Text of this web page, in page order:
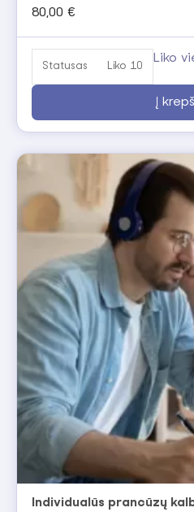
80,00 €
Statusas Liko 10
Liko
Į
Individualūs prancūzų